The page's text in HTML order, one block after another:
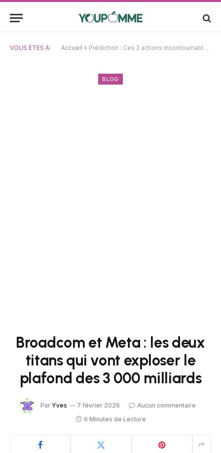
VOUS ÊTES À: Accueil » Prédiction : Ces 2 actions incontournables vont rejoindre Nvidia, Apple, Alphabet et Microsoft dans le club des 3 000 milliards de dollars d’ici 2027
BLOG
Broadcom et Meta : les deux
titans qui vont exploser le
plafond des 3 000 milliards
Par Yves 7 février 2026
Aucun commentaire
6 Minutes de Lecture